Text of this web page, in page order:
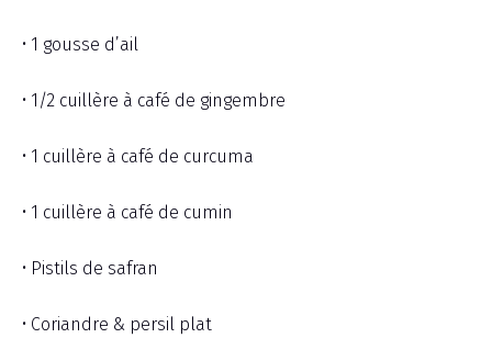
• 1 gousse d’ail
• 1/2 cuillère à café de gingembre
• 1 cuillère à café de curcuma
• 1 cuillère à café de cumin
• Pistils de safran
• Coriandre & persil plat